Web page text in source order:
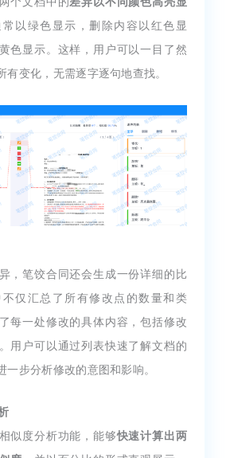
常以绿色显示，删除内容以红色显
色显示。这样，用户可以一目了然
有变化，无需逐字逐句地查找。
，笔饺合同还会生成一份详细的比
仅汇总了所有修改点的数量和类
每一处修改的具体内容，包括修改
用户可以通过列表快速了解文档的
一步分析修改的意图和影响。
似度分析功能，能够快速计算出两